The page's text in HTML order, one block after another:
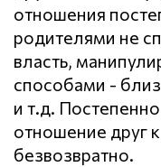
отношения
родителями не
власть,
способами -
и т.д.
отношение друг
безвозвратно.